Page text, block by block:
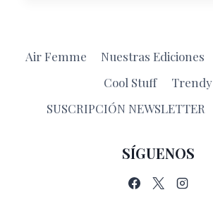
Air Femme Nuestras Ediciones
Cool Stuff
Trendy
SUSCRIPCIÓN NEWSLETTER
SÍGUENOS